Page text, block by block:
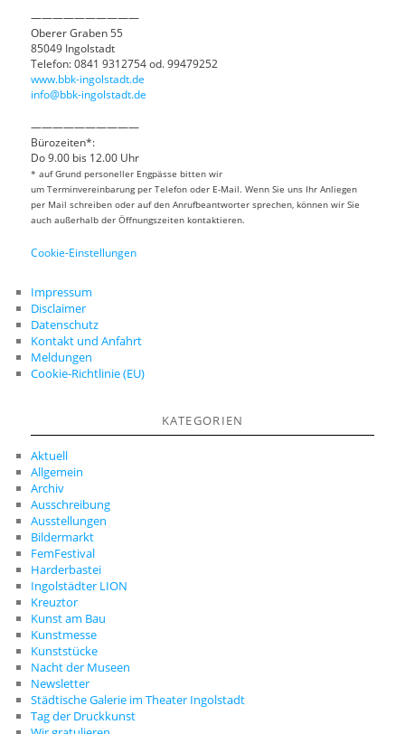
——————————
Oberer Graben 55
85049 Ingolstadt
Telefon: 0841 9312754 od. 99479252
www.bbk-ingolstadt.de
info@bbk-ingolstadt.de
——————————
Bürozeiten*:
Do 9.00 bis 12.00 Uhr
* auf Grund personeller Engpässe bitten wir
um Terminvereinbarung per Telefon oder E-Mail. Wenn Sie uns Ihr Anliegen
per Mail schreiben oder auf den Anrufbeantworter sprechen, können wir Sie
auch außerhalb der Öffnungszeiten kontaktieren.
Cookie-Einstellungen
Impressum
Disclaimer
Datenschutz
Kontakt und Anfahrt
Meldungen
Cookie-Richtlinie (EU)
KATEGORIEN
Aktuell
Allgemein
Archiv
Ausschreibung
Ausstellungen
Bildermarkt
FemFestival
Harderbastei
Ingolstädter LION
Kreuztor
Kunst am Bau
Kunstmesse
Kunststücke
Nacht der Museen
Newsletter
Städtische Galerie im Theater Ingolstadt
Tag der Druckkunst